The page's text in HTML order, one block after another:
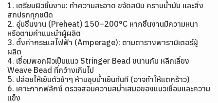
1. เตรียมผิวชิ้นงาน: ทำความสะอาด ขจัดสนิม คราบน้ำมัน และสิ่ง
สกปรกทุกชนิด
2. อุ่นชิ้นงาน (Preheat) 150–200°C หากชิ้นงานมีความหนา
หรือตามคำแนะนำผู้ผลิต
3. ตั้งค่ากระแสไฟฟ้า (Amperage): ตามตารางพารามิเตอร์ผู้
ผลิต
4. เชื่อมพอกผิวเป็นแนว Stringer Bead ขนานกัน หลีกเลี่ยง
Weave Bead ที่กว้างเกินไป
5. ปล่อยให้เย็นตัวช้าๆ ห้ามชุบน้ำเย็นทันที (อาจทำให้แตกร้าว)
6. เคาะกากฟลักซ์ ตรวจสอบความสม่ำเสมอของแนวเชื่อมและความ
แข็ง